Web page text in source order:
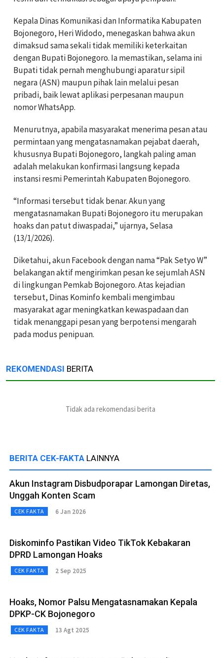
Kepala Dinas Komunikasi dan Informatika Kabupaten
Bojonegoro, Heri Widodo, menegaskan bahwa akun
dimaksud sama sekali tidak memiliki keterkaitan
dengan Bupati Bojonegoro. Ia memastikan, selama ini
Bupati tidak pernah menghubungi aparatur sipil
negara (ASN) maupun pihak lain melalui pesan
pribadi, baik lewat aplikasi perpesanan maupun
nomor WhatsApp.
Menurutnya, apabila masyarakat menerima pesan atau
permintaan yang mengatasnamakan pejabat daerah,
khususnya Bupati Bojonegoro, langkah paling aman
adalah melakukan konfirmasi langsung kepada
instansi resmi Pemerintah Kabupaten Bojonegoro.
“Informasi tersebut tidak benar. Akun yang
mengatasnamakan Bupati Bojonegoro itu merupakan
hoaks dan patut diwaspadai,” ujarnya, Selasa
(13/1/2026).
Diketahui, akun Facebook dengan nama “Pak Setyo W”
belakangan aktif mengirimkan pesan ke sejumlah ASN
di lingkungan Pemkab Bojonegoro. Atas kejadian
tersebut, Dinas Kominfo kembali mengimbau
masyarakat agar meningkatkan kewaspadaan dan
tidak menanggapi pesan yang berpotensi mengarah
pada modus penipuan.
REKOMENDASI BERITA
Tidak ada rekomendasi berita
BERITA CEK-FAKTA LAINNYA
Akun Instagram Disbudporapar Lamongan Diretas,
Unggah Konten Scam
CEK FAKTA 6 Jan 2026
Diskominfo Pastikan Video TikTok Kebakaran
DPRD Lamongan Hoaks
CEK FAKTA 2 Sep 2025
Hoaks, Nomor Palsu Mengatasnamakan Kepala
DPKP-CK Bojonegoro
CEK FAKTA 13 Agt 2025